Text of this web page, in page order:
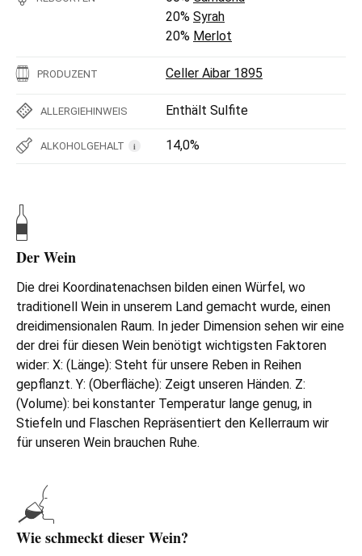
20% Syrah
20% Merlot
PRODUZENT Celler Aibar 1895
ALLERGIEHINWEIS Enthält Sulfite
ALKOHOLGEHALT i 14,0%
Der Wein
Die drei Koordinatenachsen bilden einen Würfel, wo
traditionell Wein in unserem Land gemacht wurde, einen
dreidimensionalen Raum. In jeder Dimension sehen wir eine
der drei für diesen Wein benötigt wichtigsten Faktoren
wider: X: (Länge): Steht für unsere Reben in Reihen
gepflanzt. Y: (Oberfläche): Zeigt unseren Händen. Z:
(Volume): bei konstanter Temperatur lange genug, in
Stiefeln und Flaschen Repräsentiert den Kellerraum wir
für unseren Wein brauchen Ruhe.
Wie schmeckt dieser Wein?